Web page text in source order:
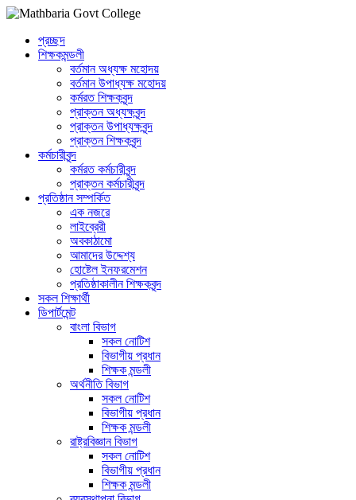
প্রচ্ছদ
শিক্ষকমন্ডলী
বর্তমান অধ্যক্ষ মহোদয়
বর্তমান ‌উপাধ্যক্ষ মহোদয়
কর্মরত শিক্ষকবৃন্দ
প্রাক্তন অধ্যক্ষবৃন্দ
প্রাক্তন উপাধ্যক্ষবৃন্দ
প্রাক্তন শিক্ষকবৃন্দ
কর্মচারীবৃন্দ
কর্মরত কর্মচারীবৃন্দ
প্রাক্তন কর্মচারীবৃন্দ
প্রতিষ্ঠান সম্পর্কিত
এক নজরে
লাইব্রেরী
অবকাঠামো
আমাদের উদ্দেশ্য
হোষ্টেল ইনফরমেশন
প্রতিষ্ঠাকালীন শিক্ষকবৃন্দ
সকল শিক্ষার্থী
ডিপার্টমেন্ট
বাংলা বিভাগ
সকল নোটিশ
বিভাগীয় প্রধান
শিক্ষক মন্ডলী
অর্থনীতি বিভাগ
সকল নোটিশ
বিভাগীয় প্রধান
শিক্ষক মন্ডলী
রাষ্ট্রবিজ্ঞান বিভাগ
সকল নোটিশ
বিভাগীয় প্রধান
শিক্ষক মন্ডলী